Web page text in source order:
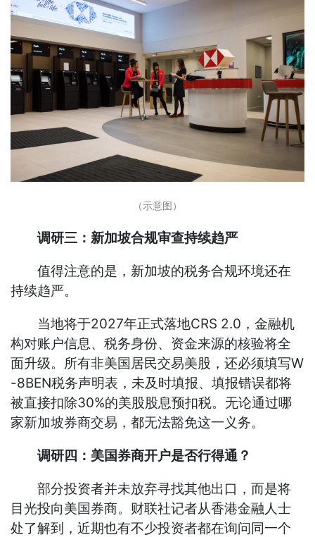
（示意图）
调研三：新加坡合规审查持续趋严
值得注意的是，新加坡的税务合规环境还在
持续趋严。
当地将于2027年正式落地CRS 2.0，金融机
构对账户信息、税务身份、资金来源的核验将全
面升级。所有非美国居民交易美股，还必须填写W
-8BEN税务声明表，未及时填报、填报错误都将
被直接扣除30%的美股股息预扣税。无论通过哪
家新加坡券商交易，都无法豁免这一义务。
调研四：美国券商开户是否行得通？
部分投资者并未放弃寻找其他出口，而是将
目光投向美国券商。财联社记者从香港金融人士
处了解到，近期也有不少投资者都在询问同一个